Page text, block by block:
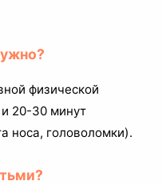
физической
и 20-30 минут
носа, головоломки).